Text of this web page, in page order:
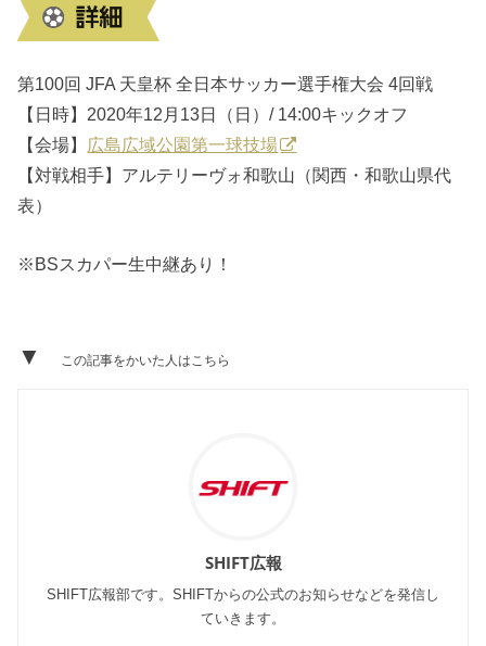
第100回 JFA 天皇杯 全日本サッカー選手権大会 4回戦
【日時】2020年12月13日（日）/ 14:00キックオフ
【会場】 広島広域公園第一球技場
【対戦相手】アルテリーヴォ和歌山（関西・和歌山県代
表）
※BSスカパー生中継あり！
▼ この記事をかいた人はこちら
SHIFT広報
SHIFT広報部です。SHIFTからの公式のお知らせなどを発信し
ていきます。